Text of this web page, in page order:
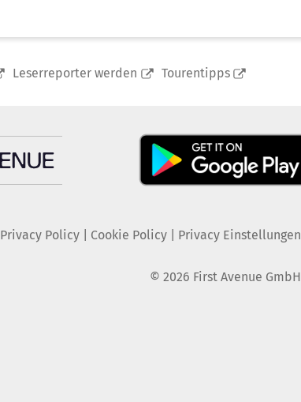
Leserreporter werden Tourentipps
Privacy Policy| Cookie Policy| Privacy Einstellungen
© 2026 First Avenue GmbH